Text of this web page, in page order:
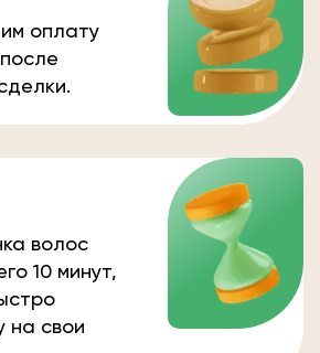
оплату
волос
10 минут,
на свои